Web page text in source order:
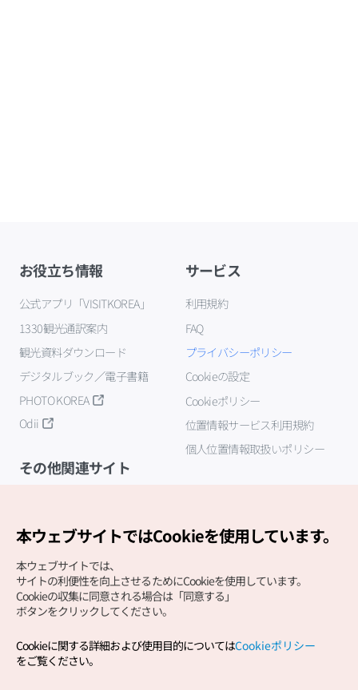
お役立ち情報
公式アプリ「VISITKOREA」
1330観光通訳案内
観光資料ダウンロード
デジタルブック／電子書籍
PHOTO KOREA
Odii
サービス
利用規約
FAQ
プライバシーポリシー
Cookieの設定
Cookieポリシー
位置情報サービス利用規約
個人位置情報取扱いポリシー
その他関連サイト
Copyright (c) Korea Tourism Organization All Rights
本ウェブサイトではCookieを使用しています。
本ウェブサイトでは、
サイトの利便性を向上させるためにCookieを使用しています。
Cookieの収集に同意される場合は「同意する」
ボタンをクリックしてください。
Cookieに関する詳細および使用目的についてはCookieポリシー
をご覧ください。